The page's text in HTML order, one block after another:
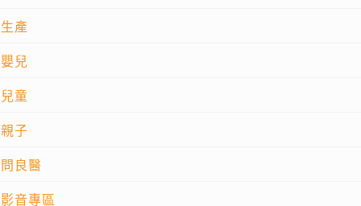
生產
嬰兒
兒童
親子
問良醫
影音專區